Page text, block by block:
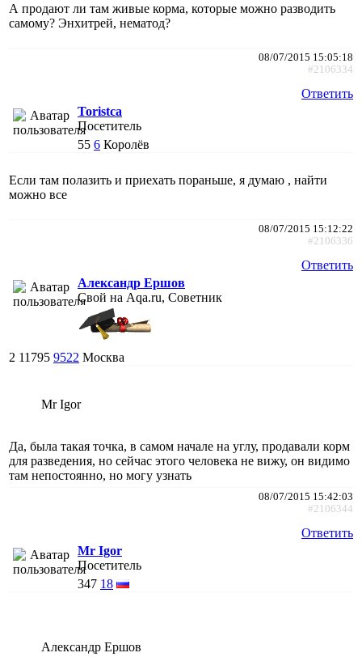
А продают ли там живые корма, которые можно разводить
самому? Энхитрей, нематод?
08/07/2015 15:05:18
#2106334
Ответить
Toristca
Посетитель
55 6 Королёв
Если там полазить и приехать пораньше, я думаю , найти
можно все
08/07/2015 15:12:22
#2106336
Ответить
Александр Ершов
Свой на Aqa.ru, Советник
2 11795 9522 Москва
Mr Igor
Да, была такая точка, в самом начале на углу, продавали корм
для разведения, но сейчас этого человека не вижу, он видимо
там непостоянно, но могу узнать
08/07/2015 15:42:03
#2106344
Ответить
Mr Igor
Посетитель
347 18
Александр Ершов